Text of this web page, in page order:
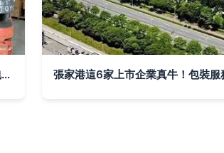
圖解海外倉全流程 從入庫到派送，核心運作與包裝服務深度解析